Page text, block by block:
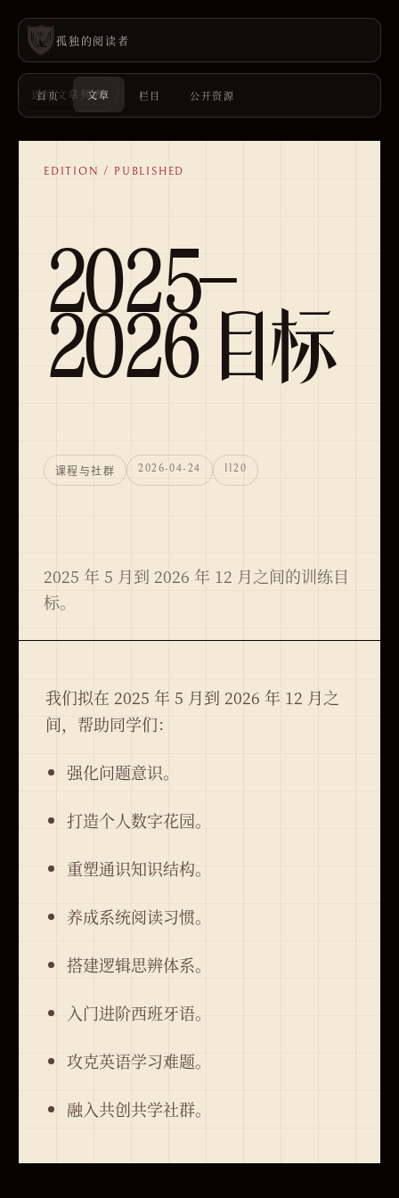
孤独的阅读者
首页 文章 栏目 公开资源
返回文章列表
EDITION / PUBLISHED
2025-
2026 目标
课程与社群 2026-04-24 1120
2025 年 5 月到 2026 年 12 月之间的训练目
标。
我们拟在 2025 年 5 月到 2026 年 12 月之
间，帮助同学们：
强化问题意识。
打造个人数字花园。
重塑通识知识结构。
养成系统阅读习惯。
搭建逻辑思辨体系。
入门进阶西班牙语。
攻克英语学习难题。
融入共创共学社群。